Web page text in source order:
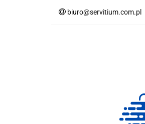
biuro@servitium.com.pl